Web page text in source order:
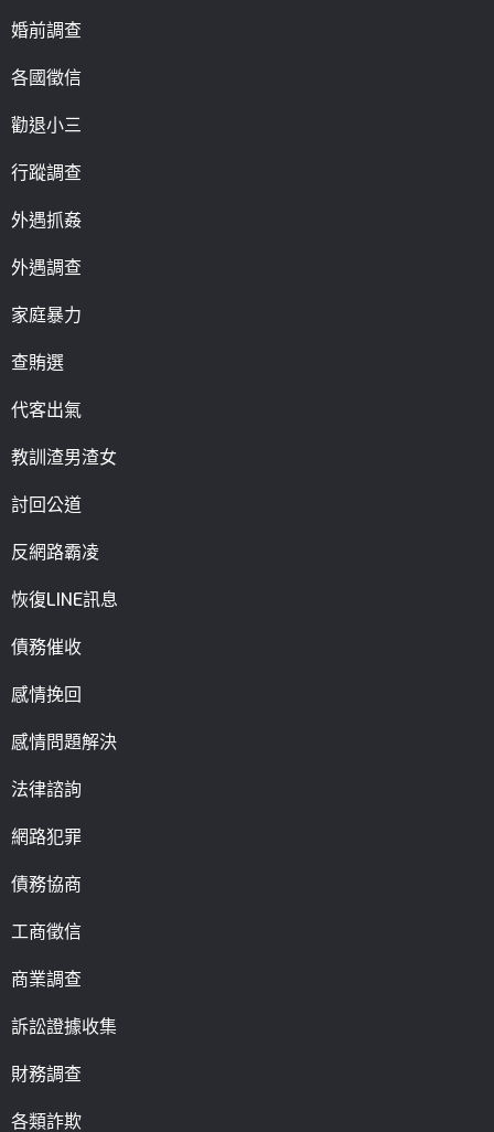
婚前調查
各國徵信
勸退小三
行蹤調查
外遇抓姦
外遇調查
家庭暴力
查賄選
代客出氣
教訓渣男渣女
討回公道
反網路霸凌
恢復LINE訊息
債務催收
感情挽回
感情問題解決
法律諮詢
網路犯罪
債務協商
工商徵信
商業調查
訴訟證據收集
財務調查
各類詐欺